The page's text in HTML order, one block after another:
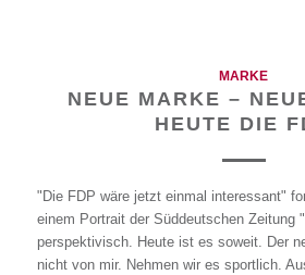
MARKE
NEUE MARKE –
HEUTE DIE
"Die FDP wäre jetzt einmal interessant"
einem Portrait der Süddeutschen Zeitung
perspektivisch. Heute ist es soweit. Der
nicht von mir. Nehmen wir es sportlich.